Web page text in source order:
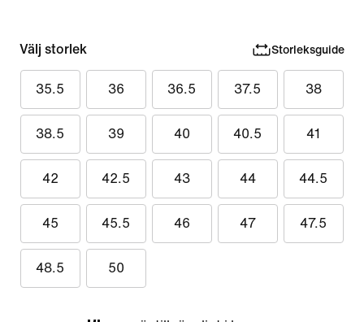
Välj storlek Storleksguide
35.5 36 36.5 37.5 38
38.5 39 40 40.5 41
42 42.5 43 44 44.5
45 45.5 46 47 47.5
48.5 50